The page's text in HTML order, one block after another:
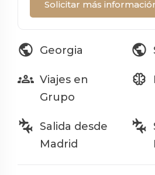
Solicitar más
public Georgia public
groups Viajes en
Grupo
neurology
connecting_airports Salida desde
Madrid
connecting_airports